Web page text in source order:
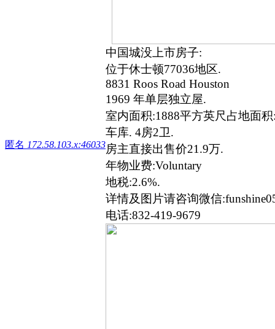
匿名 172.58.103.x:46033
中国城没上市房子:
位于休士顿77036地区.
8831 Roos Road Houston
1969 年单层独立屋.
室内面积:1888平方英尺占地面
车库. 4房2卫.
房主直接出售价21.9万.
年物业费:Voluntary
地税:2.6%.
详情及图片请咨询微信
电话:832-419-9679